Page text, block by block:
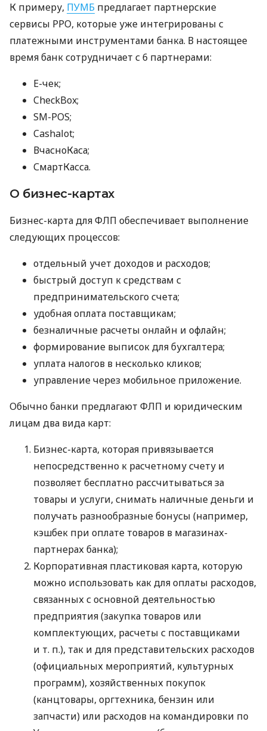
К примеру, ПУМБ предлагает партнерские
сервисы РРО, которые уже интегрированы с
платежными инструментами банка. В настоящее
время банк сотрудничает с 6 партнерами:
E-чек;
CheckBox;
SM-POS;
Cashalot;
ВчасноКаса;
СмартКасса.
О бизнес-картах
Бизнес-карта для ФЛП обеспечивает выполнение
следующих процессов:
отдельный учет доходов и расходов;
быстрый доступ к средствам с
предпринимательского счета;
удобная оплата поставщикам;
безналичные расчеты онлайн и офлайн;
формирование выписок для бухгалтера;
уплата налогов в несколько кликов;
управление через мобильное приложение.
Обычно банки предлагают ФЛП и юридическим
лицам два вида карт:
Бизнес-карта, которая привязывается
непосредственно к расчетному счету и
позволяет бесплатно рассчитываться за
товары и услуги, снимать наличные деньги и
получать разнообразные бонусы (например,
кэшбек при оплате товаров в магазинах-
партнерах банка);
Корпоративная пластиковая карта, которую
можно использовать как для оплаты расходов,
связанных с основной деятельностью
предприятия (закупка товаров или
комплектующих, расчеты с поставщиками
и т. п.), так и для представительских расходов
(официальных мероприятий, культурных
программ), хозяйственных покупок
(канцтовары, оргтехника, бензин или
запчасти) или расходов на командировки по